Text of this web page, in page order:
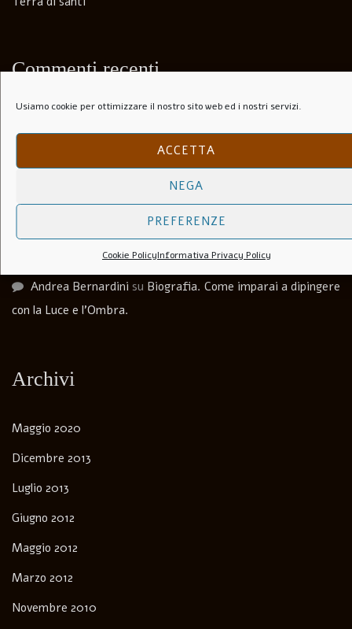
Usiamo cookie per ottimizzare il nostro sito web ed i nostri servizi.
ACCETTA
NEGA
PREFERENZE
Cookie PolicyInformativa Privacy Policy
Commenti recenti
Soli Per Le Strade (1953)
I Lupi Attaccano in Branco (Il Vespaio) –
Luca MarterasuAnchise Brizzi
Andrea Bernardini su Biografia. Come imparai a dipingere
con la Luce e l’Ombra.
Archivi
Maggio 2020
Dicembre 2013
Luglio 2013
Giugno 2012
Maggio 2012
Marzo 2012
Novembre 2010